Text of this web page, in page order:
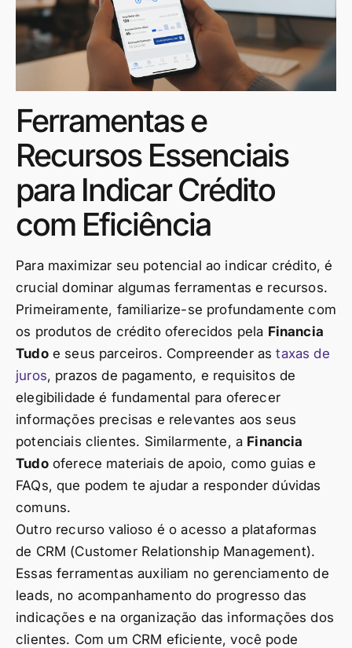
Ferramentas e
Recursos Essenciais
para Indicar Crédito
com Eficiência
Para maximizar seu potencial ao indicar crédito, é
crucial dominar algumas ferramentas e recursos.
Primeiramente, familiarize-se profundamente com
os produtos de crédito oferecidos pela Financia
Tudoe seus parceiros. Compreender astaxas de
juros, prazos de pagamento, e requisitos de
elegibilidade é fundamental para oferecer
informações precisas e relevantes aos seus
potenciais clientes. Similarmente, a Financia
Tudooferece materiais de apoio, como guias e
FAQs, que podem te ajudar a responder dúvidas
comuns.
Outro recurso valioso é o acesso a plataformas
de CRM (Customer Relationship Management).
Essas ferramentas auxiliam no gerenciamento de
leads, no acompanhamento do progresso das
indicações e na organização das informações dos
clientes. Com um CRM eficiente, você pode